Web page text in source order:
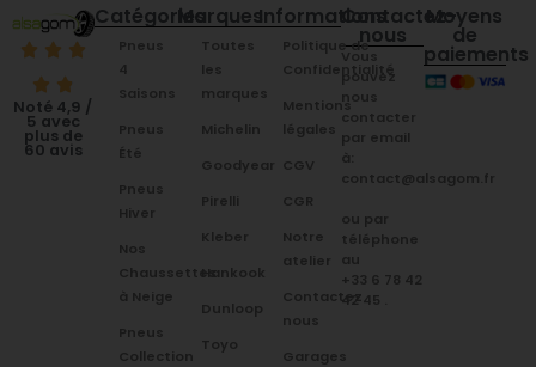
Noté 4,9 /
5 avec
plus de
60 avis
Catégories
Pneus
4
Saisons
Pneus
Été
Pneus
Hiver
Nos
Chaussettes
à Neige
Pneus
Collection
Marques
Toutes
les
marques
Michelin
Goodyear
Pirelli
Kleber
Hankook
Dunloop
Toyo
Informations
Politique de
Confidentialité
Mentions
légales
CGV
CGR
Notre
atelier
Contactez
nous
Garages
Contactez-
nous
Vous
pouvez
nous
contacter
par email
à:
contact@alsagom.fr
ou par
téléphone
au
+33 6 78 42
42 45
Moyens
de
paiements